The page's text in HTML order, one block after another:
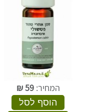
המחיר:59
₪
הוסף לסל